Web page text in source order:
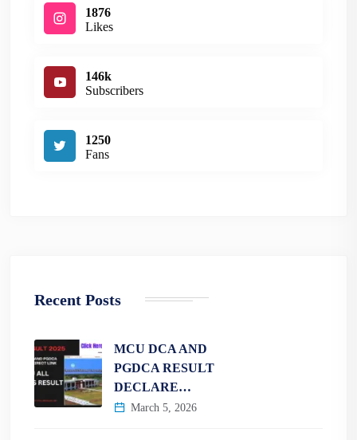
1876
Likes
146k
Subscribers
1250
Fans
Recent Posts
MCU DCA AND
PGDCA RESULT
DECLARE…
March 5, 2026